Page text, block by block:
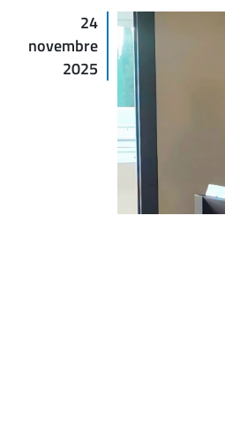
24
novembre
2025